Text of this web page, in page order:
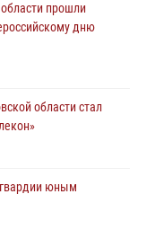
прошли
дню
области стал
юным